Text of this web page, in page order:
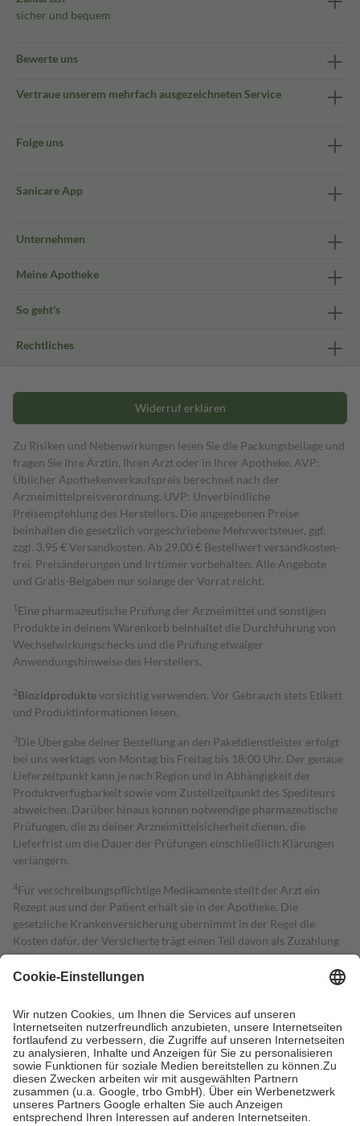
sicher und bequem
Bewerte uns
Vertraue unserem mehrfach ausgezeichneten Service
Folge uns
Sanicare App
Unternehmen
Meine Apotheke
So geht's
Rechtliches
Widerruf erklären
Zu Risiken und Nebenwirkungen lesen Sie die Packungsbeilage und
fragen Sie Ihre Ärztin, Ihren Arzt oder in Ihrer Apotheke. AVP:
Üblicher Apothekenverkaufspreis berechnet nach der
Arzneimittelpreisverordnung. UVP: Unverbindliche
Preisempfehlung des Herstellers. Die angegebenen Preise
beinhalten die gesetzlich vorgeschriebene Mehrwertsteuer, ggf.
zzgl. 3,95 € Versandkosten. Ab 29,00 € Bestell­wert versand­kosten­
frei. Preisänderungen und Irrtümer vorbehalten. Alle Angebote
und Gratis-Beigaben nur solange der Vorrat reicht.
1 Eine pharmazeutische Prüfung der Arzneimittel und sonstigen
Produkte in deinem Warenkorb beinhaltet die Durchführung von
Wechselwirkungschecks und die Prüfung etwaiger
Anwendungshinweise des Herstellers.
2Biozidproduktevorsichtig verwenden. Vor Gebrauch stets Etikett
und Produktinformationen lesen.
3Die Übergabe deiner Bestellung an den Paketdienstleister erfolgt
bei uns werktags von Montag bis Freitag bis 18:00 Uhr. Der genaue
Lieferzeitpunkt kann je nach Region und in Abhängigkeit der
Produktverfügbarkeit sowie vom Zustellzeitpunkt des Spediteurs
abweichen. Darüber hinaus können notwendige pharmazeutische
Prüfungen, die zu deiner Arzneimittelsicherheit dienen, die
Lieferfrist um die Dauer der Prüfungen einschließlich Klärungen
verlängern.
4Für verschreibungspflichtige Medikamente stellt der Arzt ein
Rezept aus und der Patient erhält sie in der Apotheke. Die
gesetzliche Krankenversicherung übernimmt in der Regel die
Kosten dafür, der Versicherte trägt einen Teil davon als Zuzahlung
mit.
Grundsätzlich leisten Mitglieder Zuzahlungen in Höhe von zehn
höchstens zehn Euro.
Es sind jedoch nie mehr als die tatsächlichen
Kosten der Leistung zu entrichten.
Diese Regeln gelten grundsätzlich auch für Online-Apotheken.
Bei Heilmitteln und häuslicher Krankenpflege beträgt die
Zuzahlung zehn Prozent der Kosten sowie zehn Euro je
Verordnung.
Um das Engagement der Versicherten für ihre eigene Gesundheit zu